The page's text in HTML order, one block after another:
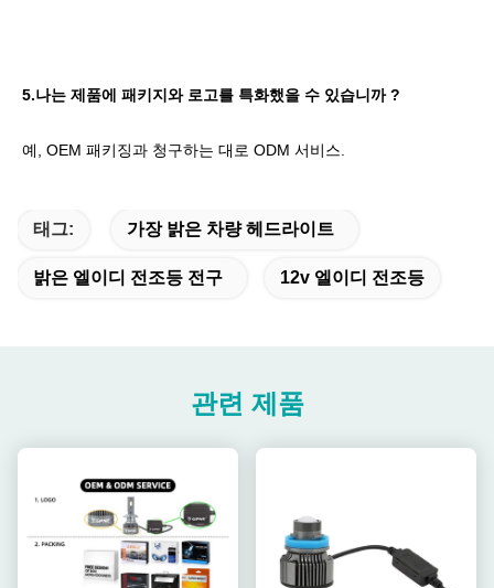
5.나는 제품에 패키지와 로고를 특화했을 수 있습니까 ?
예, OEM 패키징과 청구하는 대로 ODM 서비스.
태그: 가장 밝은 차량 헤드라이트
밝은 엘이디 전조등 전구 12v 엘이디 전조등
관련 제품